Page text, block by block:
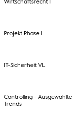
Wirtschaftsrecht I
Projekt Phase I
IT-Sicherheit VL
Controlling - Ausgewählte
Trends